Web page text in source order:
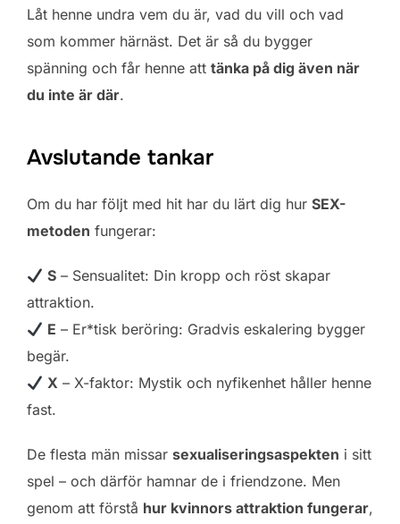
Låt henne undra vem du är, vad du vill och vad
som kommer härnäst. Det är så du bygger
spänning och får henne att tänka på dig även när
du inte är där.
Avslutande tankar
Om du har följt med hit har du lärt dig hur SEX-
metoden fungerar:
S – Sensualitet: Din kropp och röst skapar
attraktion.
E – Er*tisk beröring: Gradvis eskalering bygger
begär.
X – X-faktor: Mystik och nyfikenhet håller henne
fast.
De flesta män missar sexualiseringsaspekten i sitt
spel – och därför hamnar de i friendzone. Men
genom att förstå hur kvinnors attraktion fungerar,